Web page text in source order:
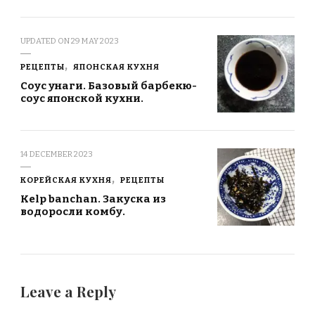
UPDATED ON29 MAY 2023
РЕЦЕПТЫ ЯПОНСКАЯ КУХНЯ
Соус унаги. Базовый барбекю-
соус японской кухни.
14 DECEMBER 2023
КОРЕЙСКАЯ КУХНЯ РЕЦЕПТЫ
Kelp banchan. Закуска из
водоросли комбу.
Leave a Reply